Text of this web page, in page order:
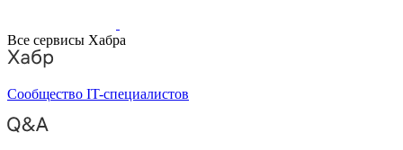
Все сервисы Хабра
Сообщество IT-специалистов